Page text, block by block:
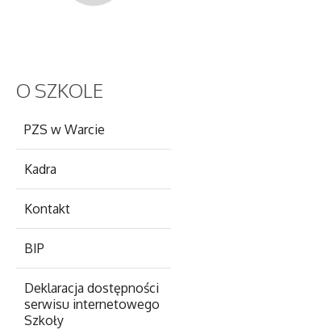
O SZKOLE
PZS w Warcie
Kadra
Kontakt
BIP
Deklaracja dostępności
serwisu internetowego
Szkoły